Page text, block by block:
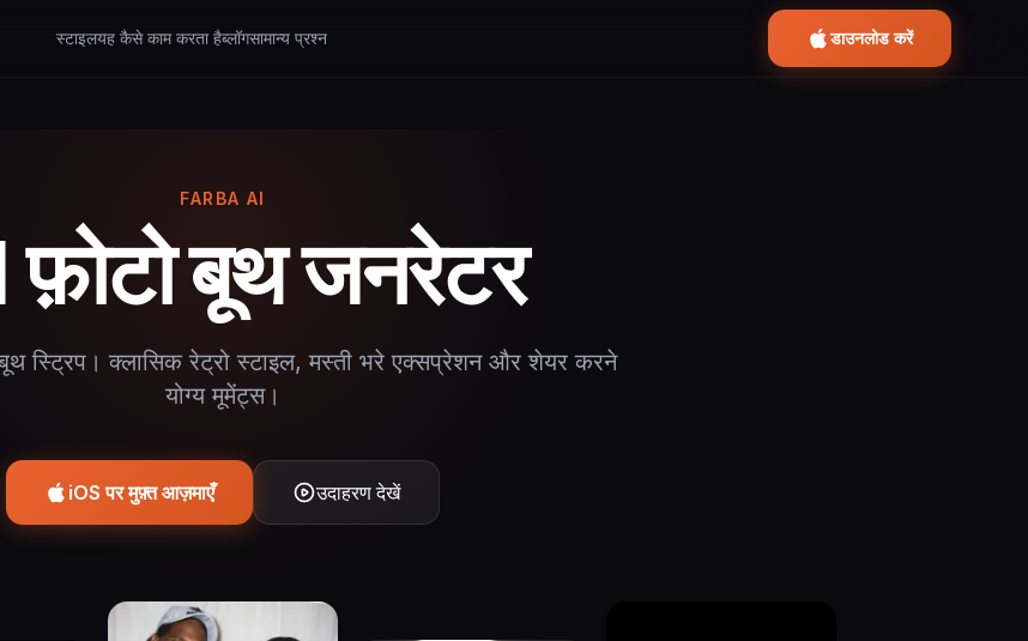
स्टाइलयह कैसे काम करता हैब्लॉगसामान्य प्रश्न डाउनलोड करें
FARBA AI
बूथ जनरेटर
स्ट्रिप। क्लासिक रेट्रो स्टाइल, मस्ती भरे एक्सप्रेशन और शेयर करने
योग्य मूमेंट्स।
iOS पर मुफ़्त आज़माएँ उदाहरण देखें